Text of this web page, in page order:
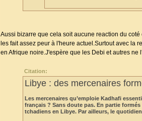
Aussi bizarre que cela soit aucune reaction du
les fait assez peur à l'heure actuel.Surtout avec la
en Afrique noire.J'espère que les Debi et autres ne
Citation:
Libye : des mercenaires
Les mercenaires qu’emploie Kadhafi
français ? Sans doute pas. En partie
tchadiens en Libye. Par ailleurs, le